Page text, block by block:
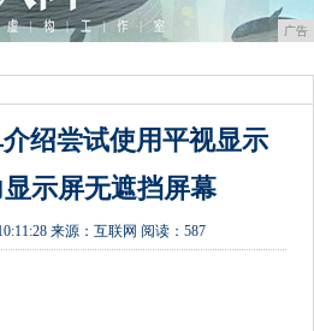
广告
绍尝试使用平视显示
示屏无遮挡屏幕
来源：互联网 阅读：587